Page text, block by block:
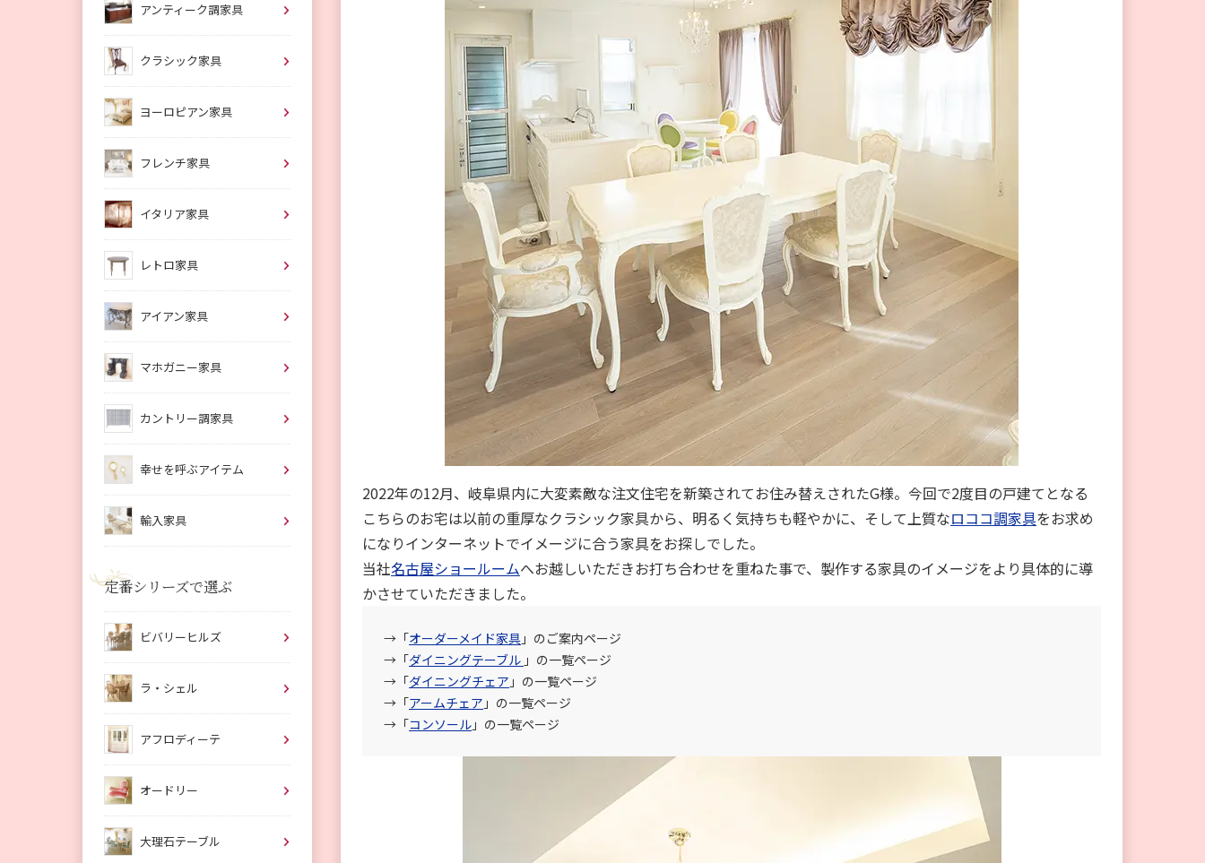
2022年の12月、岐阜県内に大変素敵な注文住宅を新築されてお住み替えされたG様。今回で2度目の戸建てとなる
こちらのお宅は以前の重厚なクラシック家具から、明るく気持ちも軽やかに、そして上質なロココ調家具をお求め
になりインターネットでイメージに合う家具をお探しでした。
当社名古屋ショールームへお越しいただきお打ち合わせを重ねた事で、製作する家具のイメージをより具体的に導
かさせていただきました。
→「オーダーメイド家具 」のご案内ページ
→「ダイニングテーブル 」の一覧ページ
→「ダイニングチェア 」の一覧ページ
→「アームチェア 」の一覧ページ
→「コンソール 」の一覧ページ
アンティーク調家具
クラシック家具
ヨーロピアン家具
フレンチ家具
イタリア家具
レトロ家具
アイアン家具
マホガニー家具
カントリー調家具
幸せを呼ぶアイテム
輸入家具
定番シリーズで選ぶ
ビバリーヒルズ
ラ・シェル
アフロディーテ
オードリー
大理石テーブル